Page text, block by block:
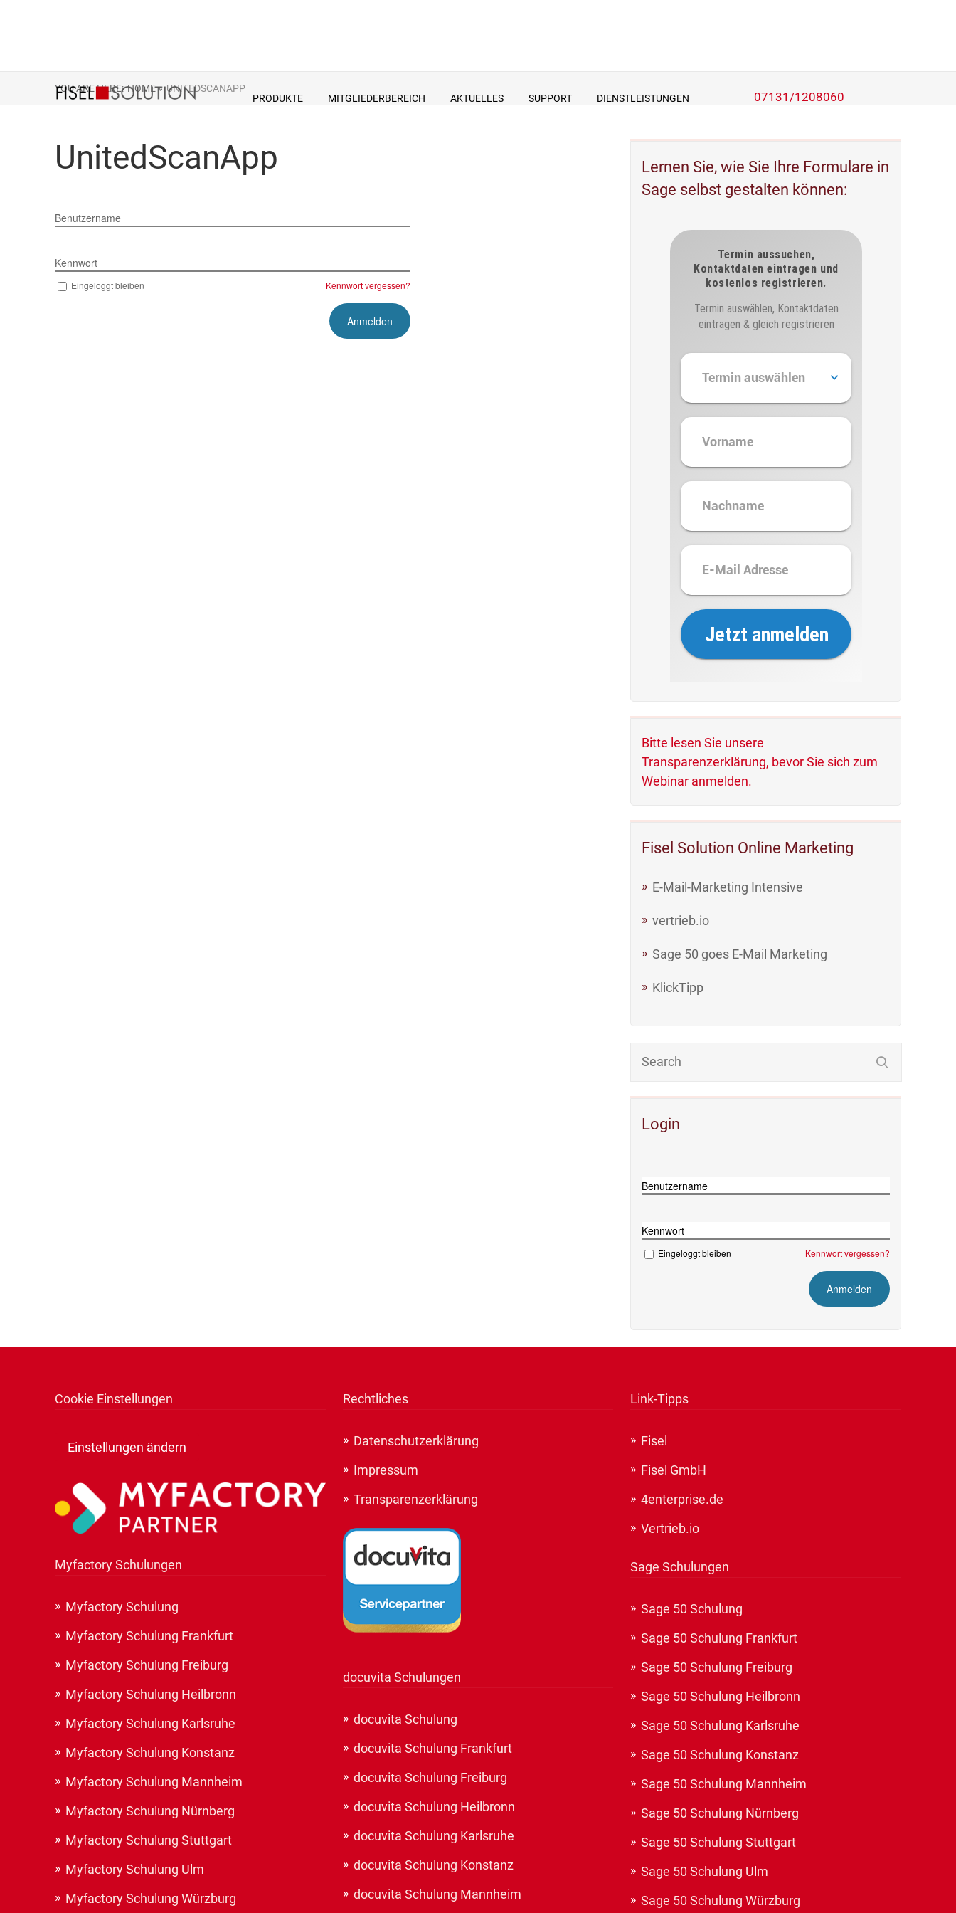
PRODUKTE MITGLIEDERBEREICH AKTUELLES SUPPORT DIENSTLEISTUNGEN 07131/1208060
YOU ARE HERE: HOME » UNITEDSCANAPP
UnitedScanApp
Benutzername
Kennwort
Eingeloggt bleiben Kennwort vergessen?
Lernen Sie, wie Sie Ihre Formulare in
Sage selbst gestalten können:
Bitte lesen Sie unsere
Transparenzerklärung, bevor Sie sich zum
Webinar anmelden.
Fisel Solution Online Marketing
E-Mail-Marketing Intensive
vertrieb.io
Sage 50 goes E-Mail Marketing
KlickTipp
Login
Benutzername
Kennwort
Eingeloggt bleiben Kennwort vergessen?
Cookie Einstellungen
Einstellungen ändern
Myfactory Schulungen
Myfactory Schulung
Myfactory Schulung Frankfurt
Myfactory Schulung Freiburg
Myfactory Schulung Heilbronn
Myfactory Schulung Karlsruhe
Myfactory Schulung Konstanz
Myfactory Schulung Mannheim
Myfactory Schulung Nürnberg
Myfactory Schulung Stuttgart
Myfactory Schulung Ulm
Myfactory Schulung Würzburg
Rechtliches
Datenschutzerklärung
Impressum
Transparenzerklärung
docuvita Schulungen
docuvita Schulung
docuvita Schulung Frankfurt
docuvita Schulung Freiburg
docuvita Schulung Heilbronn
docuvita Schulung Karlsruhe
docuvita Schulung Konstanz
docuvita Schulung Mannheim
Link-Tipps
Fisel
Fisel GmbH
4enterprise.de
Vertrieb.io
Sage Schulungen
Sage 50 Schulung
Sage 50 Schulung Frankfurt
Sage 50 Schulung Freiburg
Sage 50 Schulung Heilbronn
Sage 50 Schulung Karlsruhe
Sage 50 Schulung Konstanz
Sage 50 Schulung Mannheim
Sage 50 Schulung Nürnberg
Sage 50 Schulung Stuttgart
Sage 50 Schulung Ulm
Sage 50 Schulung Würzburg